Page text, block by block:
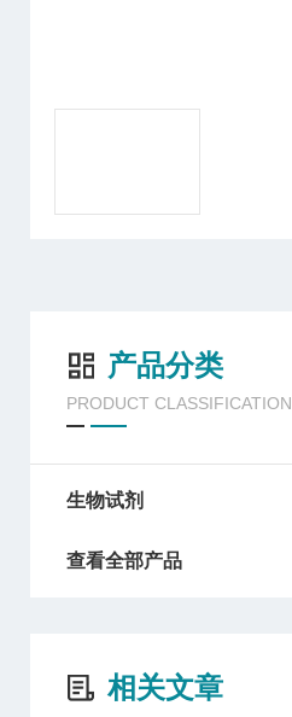
产品分类
PRODUCT CLASSIFICATION
生物试剂
查看全部产品
相关文章